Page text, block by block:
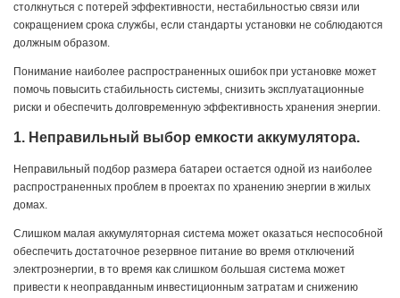
столкнуться с потерей эффективности, нестабильностью связи или
сокращением срока службы, если стандарты установки не соблюдаются
должным образом.
Понимание наиболее распространенных ошибок при установке может
помочь повысить стабильность системы, снизить эксплуатационные
риски и обеспечить долговременную эффективность хранения энергии.
1. Неправильный выбор емкости аккумулятора.
Неправильный подбор размера батареи остается одной из наиболее
распространенных проблем в проектах по хранению энергии в жилых
домах.
Слишком малая аккумуляторная система может оказаться неспособной
обеспечить достаточное резервное питание во время отключений
электроэнергии, в то время как слишком большая система может
привести к неоправданным инвестиционным затратам и снижению